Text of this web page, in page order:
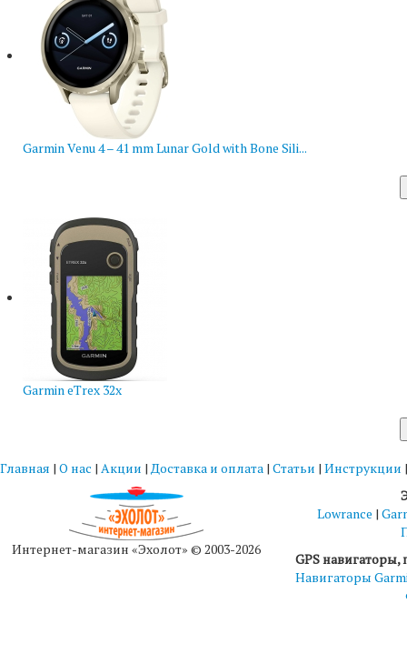
Garmin Venu 4 – 41 mm Lunar Gold with Bone Sili...
Garmin eTrex 32x
Главная | О нас | Акции |Доставка и оплата | Статьи | Инструкции
Интернет-магазин «Эхолот» © 2003-2026
Lowrance |
GPS
Навигаторы